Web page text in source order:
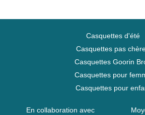
Casquettes d'été
Casquettes pas
Casquettes Goorin
Casquettes pour
Casquettes pour
En collaboration avec